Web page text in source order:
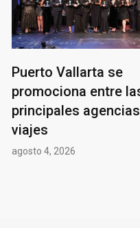
Puerto Vallarta se
promociona entre
principales
viajes
agosto 4, 2026